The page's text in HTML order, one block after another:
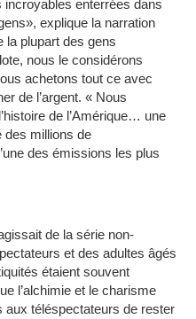
enterrées dans
explique la narration
la plupart des gens
nous le considérons
achetons tout ce avec
de l’argent. « Nous
de l’Amérique… une
des millions de
des émissions les plus
de la série non-
et des adultes âgés
étaient souvent
l’alchimie et le charisme
téléspectateurs de rester